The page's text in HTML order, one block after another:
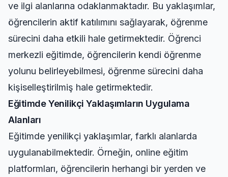
ve ilgi alanlarına odaklanmaktadır. Bu yaklaşımlar,
öğrencilerin aktif katılımını sağlayarak, öğrenme
sürecini daha etkili hale getirmektedir. Öğrenci
merkezli eğitimde, öğrencilerin kendi öğrenme
yolunu belirleyebilmesi, öğrenme sürecini daha
kişiselleştirilmiş hale getirmektedir.
Eğitimde Yenilikçi Yaklaşımların Uygulama
Alanları
Eğitimde yenilikçi yaklaşımlar, farklı alanlarda
uygulanabilmektedir. Örneğin, online eğitim
platformları, öğrencilerin herhangi bir yerden ve